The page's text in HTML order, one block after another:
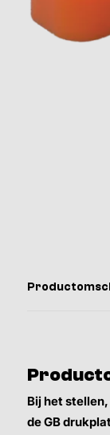
Bij het
de GB